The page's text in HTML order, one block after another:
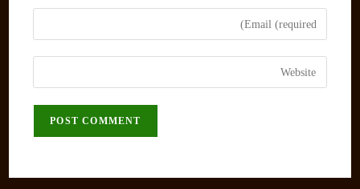
name
comment
Enter
your
email
address
Enter
your